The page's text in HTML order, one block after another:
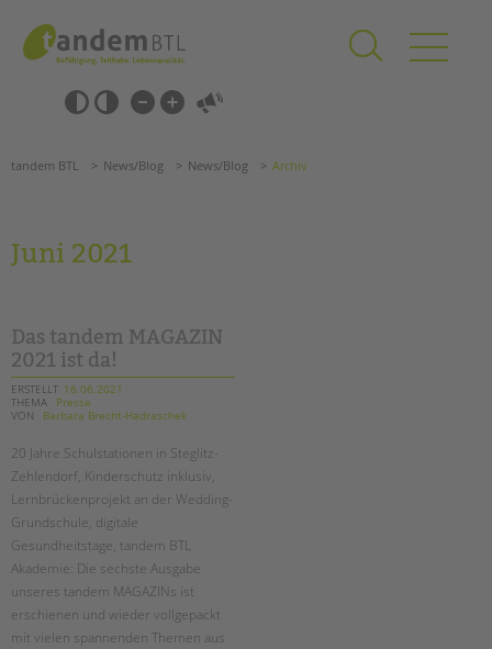
springen
Barrierefrei-
Einstellungen
überspringen
überspringen
Förderzentren
Kollegs
EFöB
Schulbezogene Sozialarbeit
HILFEN ZUR ERZIEHUNG
EINGLIEDERUNGSHILFE
BETREUTES WOHNEN
TANDEM BTL AKADEMIE
Suchen
tandem BTL News/Blog News/Blog Archiv
Juni 2021
Das tandem MAGAZIN
2021 ist da!
ERSTELLT 16.06.2021
THEMA
Presse
VON
Barbara Brecht-Hadraschek
20 Jahre Schulstationen in Steglitz-
Zehlendorf, Kinderschutz inklusiv,
Lernbrückenprojekt an der Wedding-
Grundschule, digitale
Gesundheitstage, tandem BTL
Akademie: Die sechste Ausgabe
unseres tandem MAGAZINs ist
erschienen und wieder vollgepackt
mit vielen spannenden Themen aus